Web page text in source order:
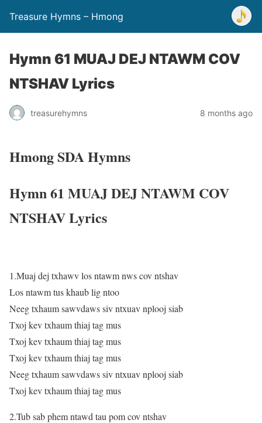
Treasure Hymns – Hmong
Hymn 61 MUAJ DEJ NTAWM COV
NTSHAV Lyrics
treasurehymns 8 months ago
Hmong SDA Hymns
Hymn 61 MUAJ DEJ NTAWM COV
NTSHAV Lyrics
1.Muaj dej txhawv los ntawm nws cov ntshav
Los ntawm tus khaub lig ntoo
Neeg txhaum sawvdaws siv ntxuav nplooj siab
Txoj kev txhaum thiaj tag mus
Txoj kev txhaum thiaj tag mus
Txoj kev txhaum thiaj tag mus
Neeg txhaum sawvdaws siv ntxuav nplooj siab
Txoj kev txhaum thiaj tag mus
2.Tub sab phem ntawd tau pom cov ntshav